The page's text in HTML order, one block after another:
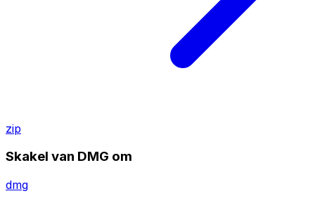
zip
Skakel van DMG om
dmg